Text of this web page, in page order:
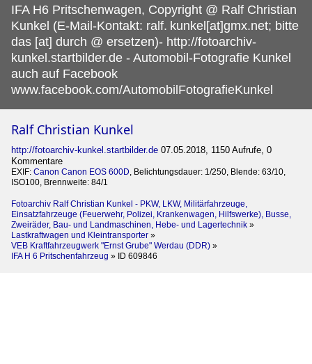
IFA H6 Pritschenwagen, Copyright @ Ralf Christian
Kunkel (E-Mail-Kontakt: ralf. kunkel[at]gmx.net; bitte
das [at] durch @ ersetzen)- http://fotoarchiv-
kunkel.startbilder.de - Automobil-Fotografie Kunkel
auch auf Facebook
www.facebook.com/AutomobilFotografieKunkel
Ralf Christian Kunkel
http://fotoarchiv-kunkel.startbilder.de 07.05.2018, 1150 Aufrufe, 0
Kommentare
EXIF: Canon Canon EOS 600D, Belichtungsdauer: 1/250, Blende: 63/10,
ISO100, Brennweite: 84/1
Fotoarchiv Ralf Christian Kunkel - PKW, LKW, Militärfahrzeuge,
Einsatzfahrzeuge (Feuerwehr, Polizei, Krankenwagen, Hilfswerke), Busse,
Zweiräder, Bau- und Landmaschinen, Hebe- und Lagertechnik »
Lastkraftwagen und Kleintransporter »
VEB Kraftfahrzeugwerk "Ernst Grube" Werdau (DDR) »
IFA H 6 Pritschenfahrzeug » ID 609846